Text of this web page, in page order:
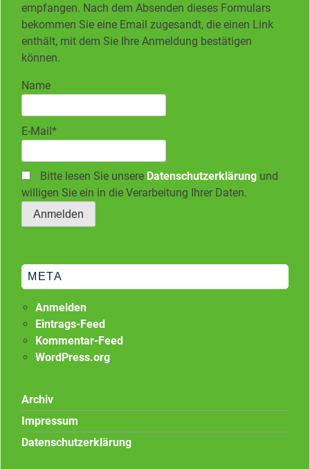
empfangen. Nach dem Absenden dieses Formulars
bekommen Sie eine Email zugesandt, die einen Link
enthält, mit dem Sie Ihre Anmeldung bestätigen
können.
Name
E-Mail*
Bitte lesen Sie unsere Datenschutzerklärung und
willigen Sie ein in die Verarbeitung Ihrer Daten.
META
Anmelden
Eintrags-Feed
Kommentar-Feed
WordPress.org
Archiv
Impressum
Datenschutzerklärung